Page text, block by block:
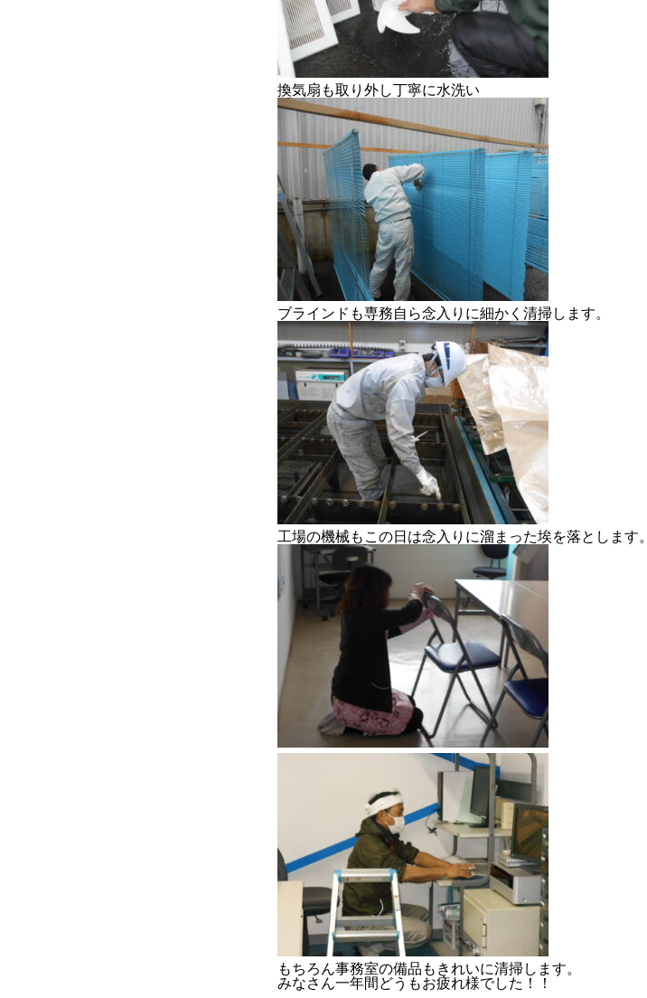
換気扇も取り外し丁寧に水洗い
ブラインドも専務自ら念入りに細かく清掃します。
工場の機械もこの日は念入りに溜まった埃を落とします。
もちろん事務室の備品もきれいに清掃します。
みなさん一年間どうもお疲れ様でした！！